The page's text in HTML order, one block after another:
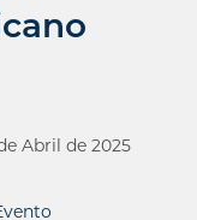
Abril de 2025